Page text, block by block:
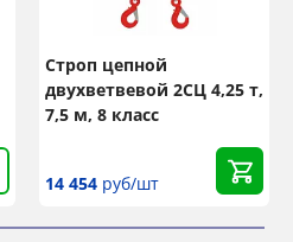
Строп цепной
двухветвевой 2СЦ 4,25 т,
7,5 м, 8 класс
14 454 руб/шт